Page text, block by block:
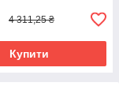
4 311,25 ₴
Купити